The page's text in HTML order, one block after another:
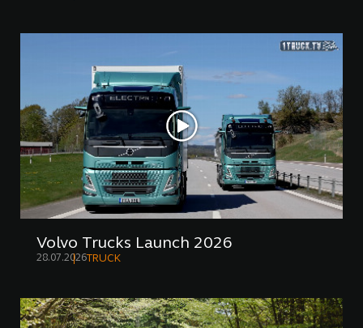
Volvo Trucks Launch 2026
28.07.2026TRUCK